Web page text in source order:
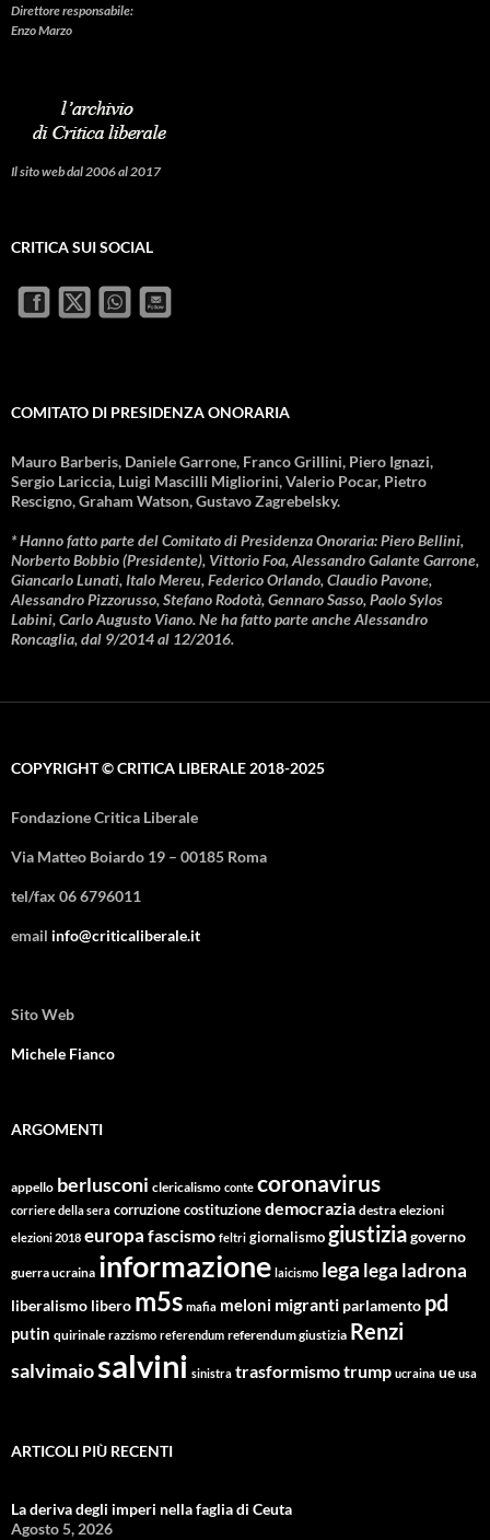
Direttore responsabile:
Enzo Marzo
Il sito web dal 2006 al 2017
CRITICA SUI SOCIAL
COMITATO DI PRESIDENZA ONORARIA
Mauro Barberis, Daniele Garrone, Franco Grillini, Piero Ignazi,
Sergio Lariccia, Luigi Mascilli Migliorini, Valerio Pocar, Pietro
Rescigno, Graham Watson, Gustavo Zagrebelsky.
* Hanno fatto parte del Comitato di Presidenza Onoraria: Piero Bellini,
Norberto Bobbio (Presidente), Vittorio Foa, Alessandro Galante Garrone,
Giancarlo Lunati, Italo Mereu, Federico Orlando, Claudio Pavone,
Alessandro Pizzorusso, Stefano Rodotà, Gennaro Sasso, Paolo Sylos
Labini, Carlo Augusto Viano. Ne ha fatto parte anche Alessandro
Roncaglia, dal 9/2014 al 12/2016.
COPYRIGHT © CRITICA LIBERALE 2018-2025
Fondazione Critica Liberale
Via Matteo Boiardo 19 – 00185 Roma
tel/fax 06 6796011
email info@criticaliberale.it
Sito Web
Michele Fianco
ARGOMENTI
appello berlusconi clericalismo conte coronavirus
corriere della sera corruzionecostituzionedemocrazia destra elezioni
elezioni 2018 europa fascismo feltri giornalismogiustiziagoverno
guerra ucraina informazione laicismo lega lega ladrona
liberalismo libero m5s mafia meloni migranti parlamento pd
putin quirinale razzismo referendum referendum giustizia Renzi
salvimaiosalvini sinistra trasformismotrump ucraina ue usa
ARTICOLI PIÙ RECENTI
La deriva degli imperi nella faglia di Ceuta
Agosto 5, 2026